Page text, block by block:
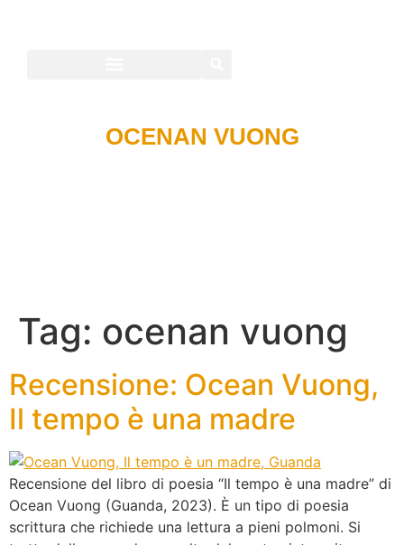
OCENAN VUONG
Tag: ocenan vuong
Recensione: Ocean Vuong,
Il tempo è una madre
Recensione del libro di poesia “Il tempo è una madre” di
Ocean Vuong (Guanda, 2023). È un tipo di poesia
scrittura che richiede una lettura a pieni polmoni. Si